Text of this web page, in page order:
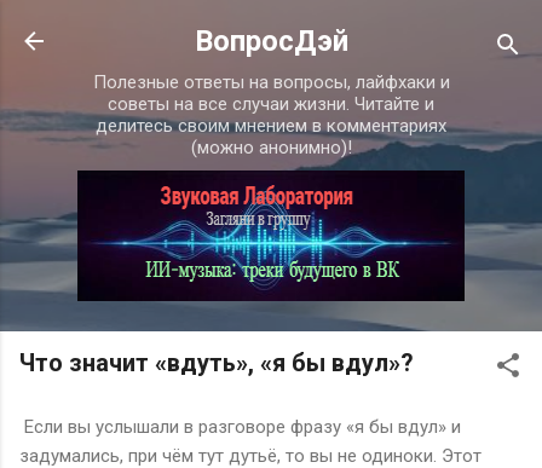
К основному контенту
ВопросДэй
Полезные ответы на вопросы, лайфхаки и
советы на все случаи жизни. Читайте и
делитесь своим мнением в комментариях
(можно анонимно)!
Что значит «вдуть», «я бы вдул»?
Если вы услышали в разговоре фразу «я бы вдул» и
задумались, при чём тут дутьё, то вы не одиноки. Этот